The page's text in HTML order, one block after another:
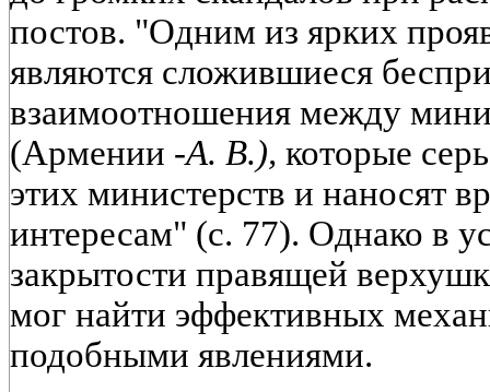
постов. "Одним из ярких
являются сложившиеся
взаимоотношения между
(Армении -А. В.), которые
этих министерств и наносят
интересам" (с. 77). Однако в
закрытости правящей
мог найти эффективных
подобными явлениями.